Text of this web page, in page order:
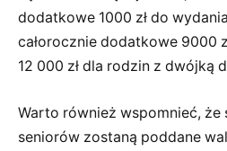
dodatkowe 1000 zł do
całorocznie dodatkowe 9000
12 000 zł dla rodzin z dwójką
Warto również wspomnieć, że
seniorów zostaną poddane